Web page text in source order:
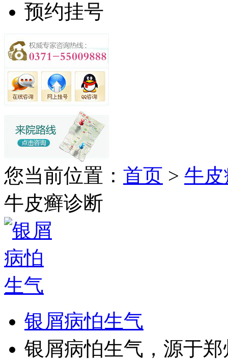
预约挂号
您当前位置： 首页 > 牛
牛皮癣诊断
银屑病怕生气
银屑病怕生气，源于